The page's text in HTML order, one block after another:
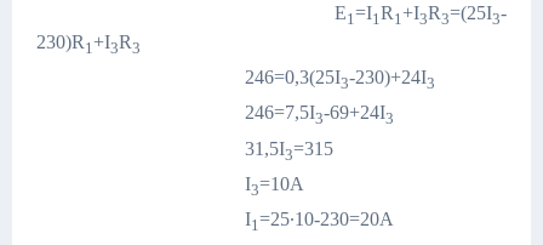
E1=I1R 1+I3R3=(25I3-
230)R 1+I3R3
246=0,3(25I3-230)+24I3
246=7,5I3-69+24I3
31,5I3=315
I3=10A
I1=25∙10-230=20A